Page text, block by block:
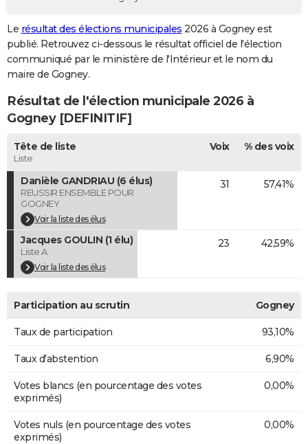
GUIDES D'ACHAT
BONS PLANS
CARTE DE VOEUX
Carte de Noël
Carte Bonne année
Carte Saint-Valentin
Carte Pâques
Carte d'anniversaire
DICTIONNAIRE
Dictionnaire
Biographies
Citations
Expressions
Proverbes
PROGRAMME TV
COPAINS D'AVANT
S'inscrire
Se connecter
Lycées
Collèges
Primaires
Universités
Entreprises
Service militaire
Avis de recherche
AVIS DE DÉCÈS
FORUM
Bricolage
Lifestyle
Culture
Sport
Auto
Television
Voyage
Cinema
Le résultat des élections municipales 2026 à Gogney est
publié. Retrouvez ci-dessous le résultat officiel de l'élection
communiqué par le ministère de l'Intérieur et le nom du
maire de Gogney.
Résultat de l'élection municipale 2026 à
Gogney [DEFINITIF]
Tête de liste
Liste
Voix % des voix
Danièle GANDRIAU (6 élus)
REUSSIR ENSEMBLE POUR
GOGNEY
Voir la liste des élus
31 57,41%
Jacques GOULIN (1 élu)
Liste A
Voir la liste des élus
23 42,59%
Participation au scrutin Gogney
Taux de participation 93,10%
Taux d'abstention 6,90%
Votes blancs (en pourcentage des votes
exprimés)
0,00%
Votes nuls (en pourcentage des votes
exprimés)
0,00%